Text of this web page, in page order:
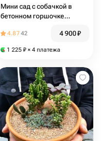
Мини сад с собачкой в
бетонном горшочке
4.8742 4 900₽
1 225 ₽ × 4 платежа